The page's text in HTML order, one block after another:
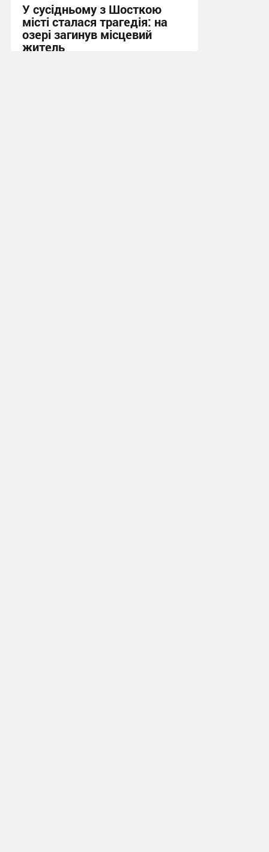
У сусідньому з Шосткою
місті сталася трагедія: на
озері загинув місцевий
житель